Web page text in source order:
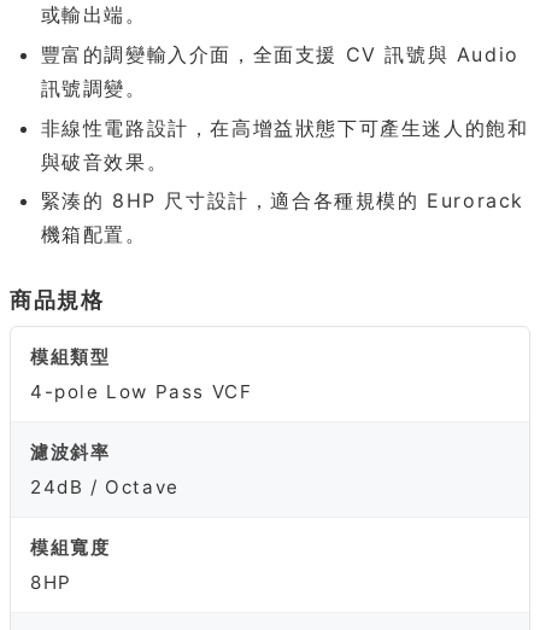
或輸出端。
豐富的調變輸入介面，全面支援 CV 訊號與 Audio
訊號調變。
非線性電路設計，在高增益狀態下可產生迷人的飽和
與破音效果。
緊湊的 8HP 尺寸設計，適合各種規模的 Eurorack
機箱配置。
商品規格
模組類型
4-pole Low Pass VCF
濾波斜率
24dB / Octave
模組寬度
8HP